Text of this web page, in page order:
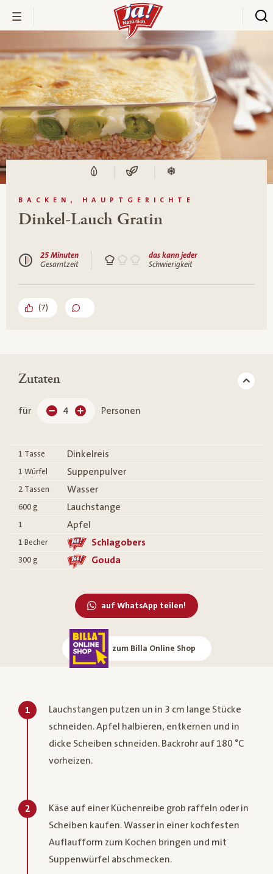
BACKEN, HAUPTGERICHTE
Dinkel-Lauch Gratin
25 Minuten
Gesamtzeit
das kann jeder
Schwierigkeit
(7)
Zutaten
für 4 Personen
1 Tasse Dinkelreis
1 Würfel Suppenpulver
2 Tassen Wasser
600 g Lauchstange
1 Apfel
1 Becher Schlagobers
300 g Gouda
auf WhatsApp teilen!
zum Billa Online Shop
1
Lauchstangen putzen un in 3 cm lange Stücke
schneiden. Apfel halbieren, entkernen und in
dicke Scheiben schneiden. Backrohr auf 180 °C
vorheizen.
2
Käse auf einer Küchenreibe grob raffeln oder in
Scheiben kaufen. Wasser in einer kochfesten
Auflaufform zum Kochen bringen und mit
Suppenwürfel abschmecken.